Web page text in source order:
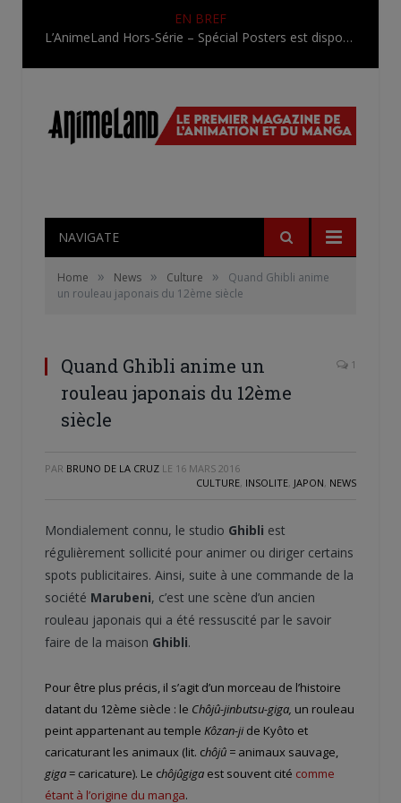
EN BREF
L’AnimeLand Hors-Série – Spécial Posters est disponible !
NAVIGATE
Home » News » Culture »
Quand Ghibli anime
un rouleau japonais du 12ème siècle
Quand Ghibli anime un
rouleau japonais du 12ème
siècle
1
PAR BRUNO DE LA CRUZ LE 16 MARS 2016
CULTURE, INSOLITE, JAPON, NEWS
Mondialement connu, le studio Ghibli est
régulièrement sollicité pour animer ou diriger certains
spots publicitaires. Ainsi, suite à une commande de la
société Marubeni, c’est une scène d’un ancien
rouleau japonais qui a été ressuscité par le savoir
faire de la maison Ghibli.
Pour être plus précis, il s’agit d’un morceau de l’histoire
datant du 12ème siècle : le Chôjû-jinbutsu-giga, un rouleau
peint appartenant au temple Kôzan-jide Kyôto et
caricaturant les animaux (lit. chôjû = animaux sauvage,
giga= caricature). Le chôjûgiga est souvent cité comme
étant à l’origine du manga.